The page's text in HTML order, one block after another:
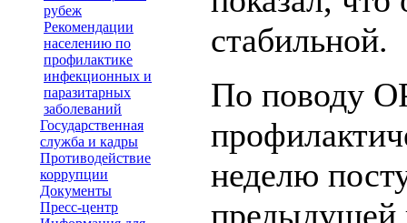
рубеж
Рекомендации
населению по
профилактике
инфекционных и
паразитарных
заболеваний
Государственная
служба и кадры
Противодействие
коррупции
Документы
Пресс-центр
стабильной.
По поводу
неделю
предыдущей